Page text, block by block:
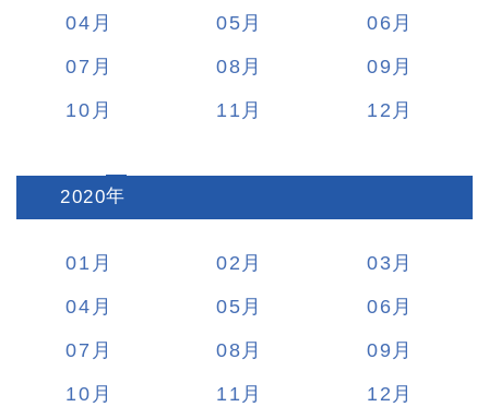
04
05
06
07
08
09
10
11 12
2020:
01 02
03
04
05
06
07
08
09
10
11 12